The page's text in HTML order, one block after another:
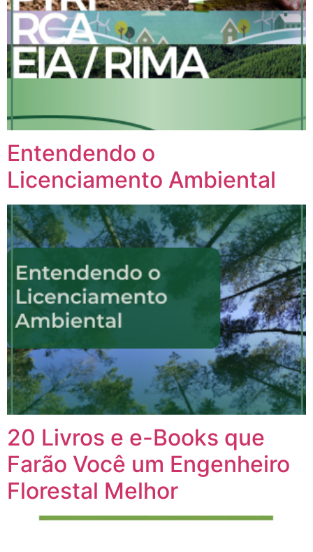
Entendendo o
Licenciamento Ambiental
20 Livros e e-Books que
Farão Você um Engenheiro
Florestal Melhor